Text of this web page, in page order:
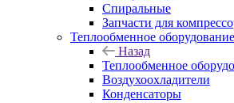
Спиральные
Запчасти для
Теплообменное оборудование
Назад
Теплообменное
Воздухоохладители
Конденсаторы